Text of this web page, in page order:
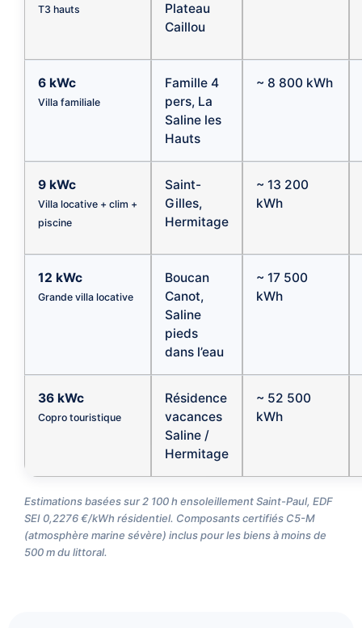
T3 hauts
Plateau
Caillou
6 kWc
Villa familiale
Famille 4
pers, La
Saline les
Hauts
~ 8 800 kWh
9 kWc
Villa locative + clim +
piscine
Saint-
Gilles,
Hermitage
~ 13 200
kWh
12 kWc
Grande villa locative
Boucan
Canot,
Saline
pieds
dans l’eau
~ 17 500
kWh
36 kWc
Copro touristique
Résidence
vacances
Saline /
Hermitage
~ 52 500
kWh
Estimations basées sur 2 100 h ensoleillement Saint-Paul, EDF
SEI 0,2276 €/kWh résidentiel. Composants certifiés C5-M
(atmosphère marine sévère) inclus pour les biens à moins de
500 m du littoral.